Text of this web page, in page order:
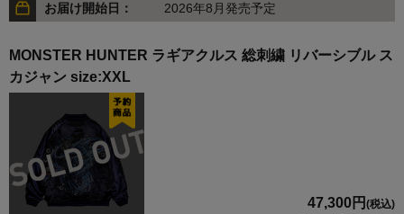
お届け開始日： 2026年8月発売予定
MONSTER HUNTER ラギアクルス 総刺繍 リバーシブル ス
カジャン size:XXL
47,300円 (税込)